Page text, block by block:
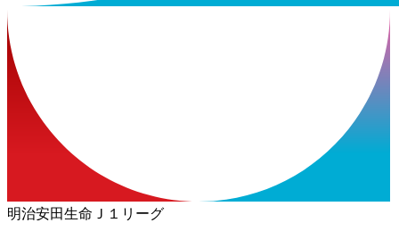
明治安田生命Ｊ１リーグ